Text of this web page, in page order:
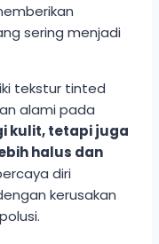
sering menjadi
tekstur tinted
alami pada
kulit, tetapi juga
halus dan
diri
kerusakan